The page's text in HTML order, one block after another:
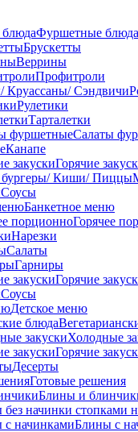
Фуршетные блюда
Брускетты
Веррины
Профитроли
Рулетики
Тарталетки
Салаты
Канапе
Горячие
Соусы
Банкетное меню
Горячее
Нарезки
Салаты
Гарниры
Горячие
Соусы
Детское меню
Холодные
Горячие
Десерты
Готовые решения
Блины и
Блины с